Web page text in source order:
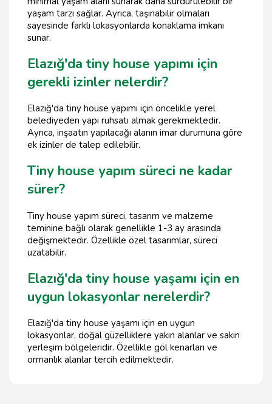
yaşam tarzı sağlar. Ayrıca, taşınabilir olmaları
sayesinde farklı lokasyonlarda konaklama imkanı
sunar.
Elazığ'da tiny house yapımı için
gerekli izinler nelerdir?
Elazığ'da tiny house yapımı için öncelikle yerel
belediyeden yapı ruhsatı almak gerekmektedir.
Ayrıca, inşaatın yapılacağı alanın imar durumuna göre
ek izinler de talep edilebilir.
Tiny house yapım süreci ne kadar
sürer?
Tiny house yapım süreci, tasarım ve malzeme
teminine bağlı olarak genellikle 1-3 ay arasında
değişmektedir. Özellikle özel tasarımlar, süreci
uzatabilir.
Elazığ'da tiny house yaşamı için en
uygun lokasyonlar nerelerdir?
Elazığ'da tiny house yaşamı için en uygun
lokasyonlar, doğal güzelliklere yakın alanlar ve sakin
yerleşim bölgeleridir. Özellikle göl kenarları ve
ormanlık alanlar tercih edilmektedir.